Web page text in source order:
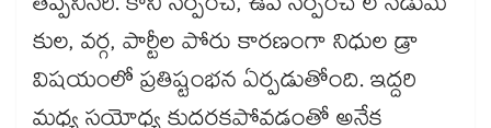
కుల, వర్గ, పార్టీల పోరు కారణంగా నిధుల డ్రా
విషయంలో ప్రతిష్టంభన ఏర్పడుతోంది. ఇద్దరి